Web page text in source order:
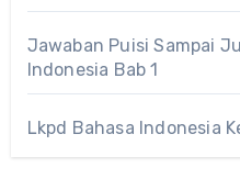
Jawaban Puisi Sampai
Indonesia Bab 1
Lkpd Bahasa Indonesia